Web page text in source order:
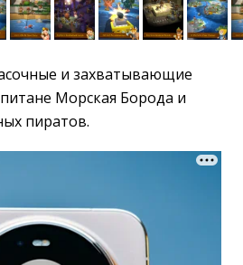
и захватывающие
Морская Борода и
пиратов.